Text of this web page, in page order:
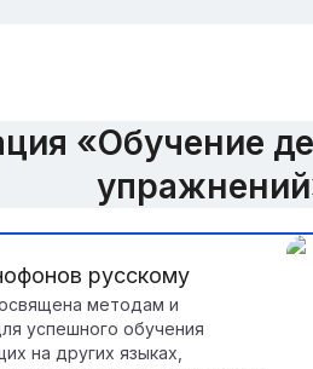
«Обучение
русскому
методам и
успешного обучения
на других языках,